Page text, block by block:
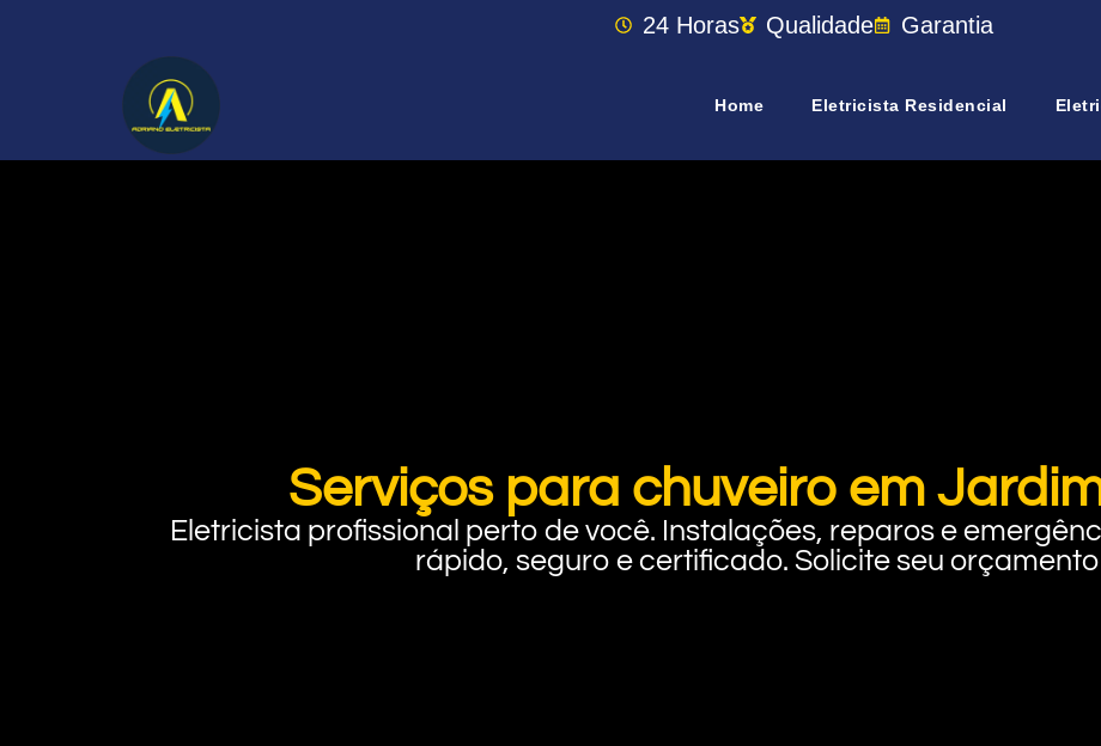
24 Horas Qualidade Garantia
Home Eletricista Residencial
Serviços para chuveiro em
Eletricista profissional perto de você. Instalações, reparos e
rápido, seguro e certificado. Solicite seu